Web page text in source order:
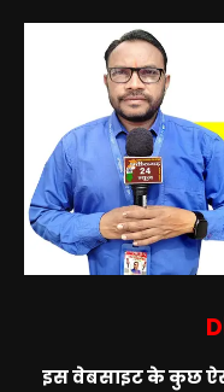
इस वेबसाइट के कुछ ऐसे